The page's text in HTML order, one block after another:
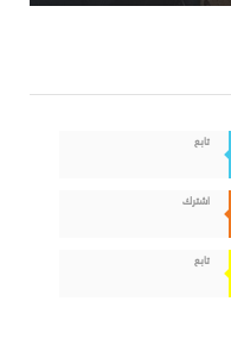
تابع
اشترك
تابع